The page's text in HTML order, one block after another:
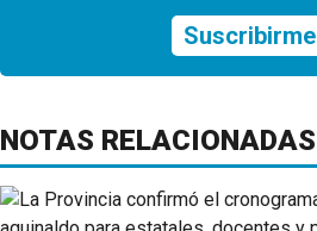
Suscribirme
NOTAS RELACIONADAS